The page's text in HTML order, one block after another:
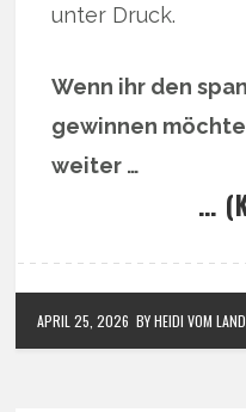
unter Druck.
Wenn ihr den
gewinnen
weiter …
…
APRIL 25, 2026 BY HEIDI VOM